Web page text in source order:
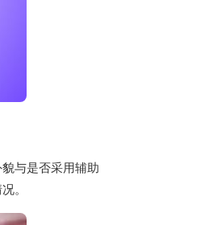
与是否采用辅助
。